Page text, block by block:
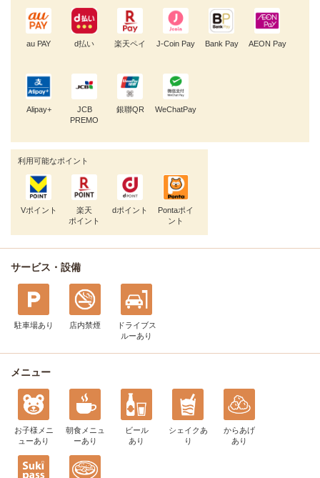
au PAY d払い 楽天ペイ J-Coin Pay Bank Pay AEON Pay
Alipay+
JCB
PREMO
銀聯QR WeChatPay
利用可能なポイント
Vポイント
楽天
ポイント
dポイント
Pontaポイ
ント
サービス・設備
駐車場あり 店内禁煙
ドライブス
ルーあり
メニュー
お子様メニ
ューあり
朝食メニュ
ーあり
ビール
あり
シェイク あ
り
からあげ
あり